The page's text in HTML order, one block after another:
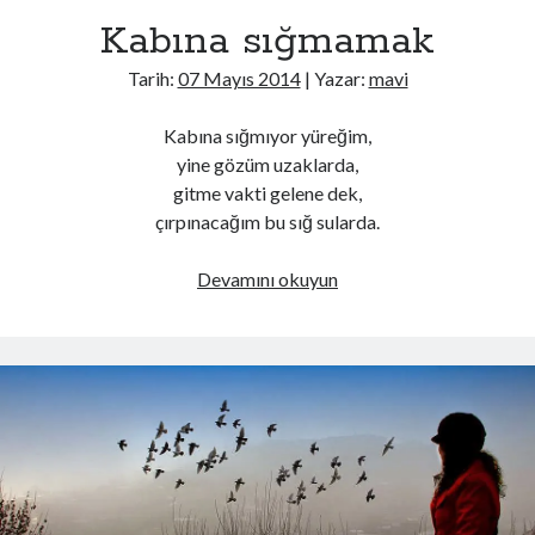
Hattuşa'nın 8 bin yıllık geçmişini 5 ülkeden 55 bilim insanı araştırıyor
Uzaya ayrılan ARGE bütçesi 107 kat arttı
Kurban bayramı ne zaman 2025
Kabına sığmamak
Tarih: 07 Mayıs 2014| Yazar: mavi
Kabına sığmıyor yüreğim,
yine gözüm uzaklarda,
gitme vakti gelene dek,
çırpınacağım bu sığ sularda.
Devamını okuyunKabına